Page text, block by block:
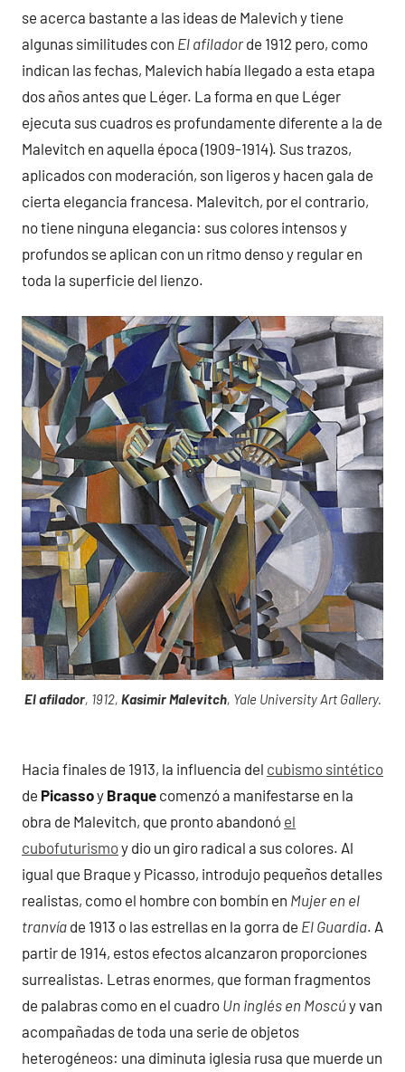
se acerca bastante a las ideas de Malevich y tiene
algunas similitudes con El afiladorde 1912 pero, como
indican las fechas, Malevich había llegado a esta etapa
dos años antes que Léger. La forma en que Léger
ejecuta sus cuadros es profundamente diferente a la de
Malevitch en aquella época (1909-1914). Sus trazos,
aplicados con moderación, son ligeros y hacen gala de
cierta elegancia francesa. Malevitch, por el contrario,
no tiene ninguna elegancia: sus colores intensos y
profundos se aplican con un ritmo denso y regular en
toda la superficie del lienzo.
El afilador, 1912, Kasimir Malevitch, Yale University Art Gallery.
Hacia finales de 1913, la influencia del cubismo sintético
de Picassoy Braque comenzó a manifestarse en la
obra de Malevitch, que pronto abandonó el
cubofuturismoy dio un giro radical a sus colores. Al
igual que Braque y Picasso, introdujo pequeños detalles
realistas, como el hombre con bombín en Mujer en el
tranvía de 1913 o las estrellas en la gorra de El Guardia. A
partir de 1914, estos efectos alcanzaron proporciones
surrealistas. Letras enormes, que forman fragmentos
de palabras como en el cuadro Un inglés en Moscúy van
acompañadas de toda una serie de objetos
heterogéneos: una diminuta iglesia rusa que muerde un